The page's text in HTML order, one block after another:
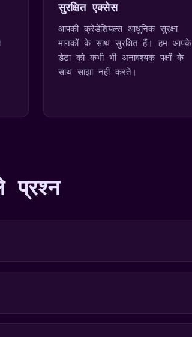
सुरक्षित एक्सेस
आपकी क्रेडेंशियल्स आधुनिक सुरक्षा
मानकों के साथ सुरक्षित हैं। हम आपके
डेटा को कभी भी अनावश्यक पक्षों के
साथ साझा नहीं करते।
प्रश्न